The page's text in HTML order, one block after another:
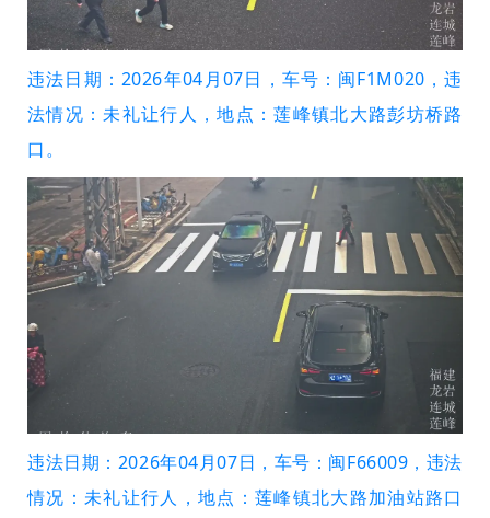
违法日期：2026年04月07日，车号：闽F1M020，违
法情况：未礼让行人，地点：莲峰镇北大路彭坊桥路
口。
违法日期：2026年04月07日，车号：闽F66009，违法
情况：未礼让行人，地点：莲峰镇北大路加油站路口